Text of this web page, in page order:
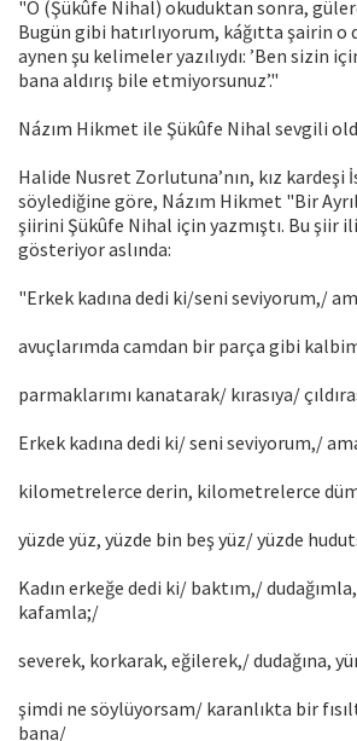
"O (Şükûfe Nihal) okuduktan sonra,
Bugün gibi hatırlıyorum, káğıtta şairin o
aynen şu kelimeler yazılıydı: ’Ben sizin
bana aldırış bile etmiyorsunuz’."
Názım Hikmet ile Şükûfe Nihal sevgili
Halide Nusret Zorlutuna’nın, kız kardeşi
söylediğine göre, Názım Hikmet "Bir
şiirini Şükûfe Nihal için yazmıştı. Bu şiir
gösteriyor aslında:
"Erkek kadına dedi ki/seni seviyorum,/
avuçlarımda camdan bir parça gibi
parmaklarımı kanatarak/ kırasıya/
Erkek kadına dedi ki/ seni seviyorum,/
kilometrelerce derin, kilometrelerce
yüzde yüz, yüzde bin beş yüz/ yüzde
Kadın erkeğe dedi ki/ baktım,/
kafamla;/
severek, korkarak, eğilerek,/ dudağına,
şimdi ne söylüyorsam/ karanlıkta bir
bana/